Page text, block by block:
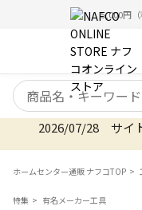
5,000円
検索キーワード
2026/07/28 サイ
ホームセンター通販 ナフコTOP
特集 有名メーカー工具